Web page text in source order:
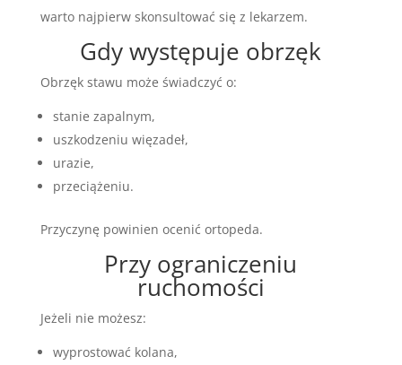
warto najpierw skonsultować się z lekarzem.
Gdy występuje obrzęk
Obrzęk stawu może świadczyć o:
stanie zapalnym,
uszkodzeniu więzadeł,
urazie,
przeciążeniu.
Przyczynę powinien ocenić ortopeda.
Przy ograniczeniu
ruchomości
Jeżeli nie możesz:
wyprostować kolana,